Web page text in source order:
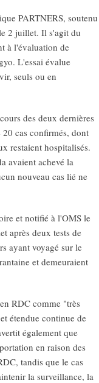
PARTNERS, soutenu
2 juillet. Il s'agit du
à l'évaluation de
L'essai évalue
seuls ou en
des deux dernières
cas confirmés, dont
restaient hospitalisés.
avaient achevé la
nouveau cas lié ne
et notifié à l'OMS le
après deux tests de
ayant voyagé sur le
et demeuraient
RDC comme "très
étendue continue de
également que
en raison des
tandis que le cas
la surveillance, la